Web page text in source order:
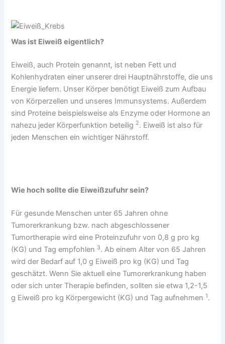
Was ist Eiweiß eigentlich?
Eiweiß, auch Protein genannt, ist neben Fett und
Kohlenhydraten einer unserer drei Hauptnährstoffe, die uns
Energie liefern. Unser Körper benötigt Eiweiß zum Aufbau
von Körperzellen und unseres Immunsystems. Außerdem
sind Proteine beispielsweise als Enzyme oder Hormone an
nahezu jeder Körperfunktion beteilig 2. Eiweiß ist also für
jeden Menschen ein wichtiger Nährstoff.
Wie hoch sollte die Eiweißzufuhr sein?
Für gesunde Menschen unter 65 Jahren ohne
Tumorerkrankung bzw. nach abgeschlossener
Tumortherapie wird eine Proteinzufuhr von 0,8 g pro kg
(KG) und Tag empfohlen 3. Ab einem Alter von 65 Jahren
wird der Bedarf auf 1,0 g Eiweiß pro kg (KG) und Tag
geschätzt. Wenn Sie aktuell eine Tumorerkrankung haben
oder sich unter Therapie befinden, sollten sie etwa 1,2-1,5
g Eiweiß pro kg Körpergewicht (KG) und Tag aufnehmen1.